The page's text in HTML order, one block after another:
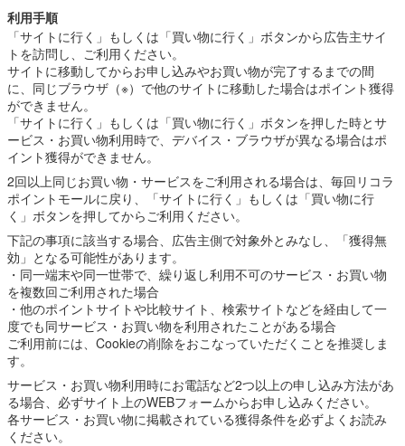
利用手順
「サイトに行く」もしくは「買い物に行く」ボタンから広告主サイ
トを訪問し、ご利用ください。
サイトに移動してからお申し込みやお買い物が完了するまでの間
に、同じブラウザ（※）で他のサイトに移動した場合はポイント獲得
ができません。
「サイトに行く」もしくは「買い物に行く」ボタンを押した時とサ
ービス・お買い物利用時で、デバイス・ブラウザが異なる場合はポ
イント獲得ができません。
2回以上同じお買い物・サービスをご利用される場合は、毎回リコラ
ポイントモールに戻り、「サイトに行く」もしくは「買い物に行
く」ボタンを押してからご利用ください。
下記の事項に該当する場合、広告主側で対象外とみなし、「獲得無
効」となる可能性があります。
・同一端末や同一世帯で、繰り返し利用不可のサービス・お買い物
を複数回ご利用された場合
・他のポイントサイトや比較サイト、検索サイトなどを経由して一
度でも同サービス・お買い物を利用されたことがある場合
ご利用前には、Cookieの削除をおこなっていただくことを推奨しま
す。
サービス・お買い物利用時にお電話など2つ以上の申し込み方法があ
る場合、必ずサイト上のWEBフォームからお申し込みください。
各サービス・お買い物に掲載されている獲得条件を必ずよくお読み
ください。